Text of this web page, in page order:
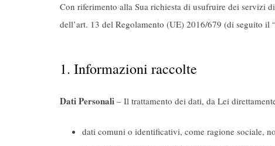
Con riferimento alla Sua richiesta di usufruire dei servizi
dell’art. 13 del Regolamento (UE) 2016/679 (di seguito
1. Informazioni raccolte
Dati Personali – Il trattamento dei dati, da Lei
dati comuni o identificativi, come ragione sociale,